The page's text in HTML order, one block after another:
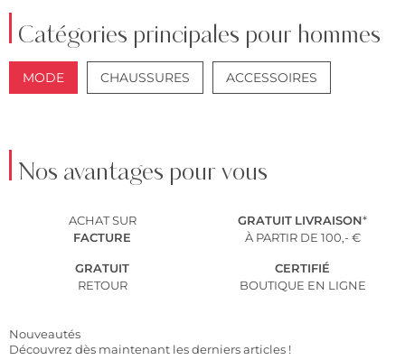
Catégories principales pour hommes
MODE CHAUSSURES ACCESSOIRES
Nos avantages pour vous
ACHAT SUR
FACTURE
GRATUIT LIVRAISON*
À PARTIR DE 100,- €
GRATUIT
RETOUR
CERTIFIÉ
BOUTIQUE EN LIGNE
Nouveautés
Découvrez dès maintenant les derniers articles !